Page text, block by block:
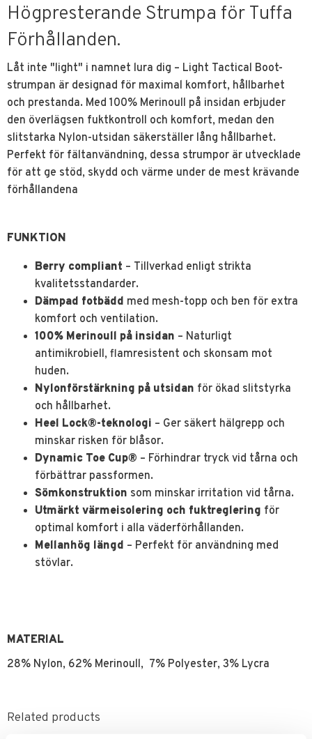
Högpresterande Strumpa för Tuffa
Förhållanden.
Låt inte "light" i namnet lura dig – Light Tactical Boot-
strumpan är designad för maximal komfort, hållbarhet
och prestanda. Med 100% Merinoull på insidan erbjuder
den överlägsen fuktkontroll och komfort, medan den
slitstarka Nylon-utsidan säkerställer lång hållbarhet.
Perfekt för fältanvändning, dessa strumpor är utvecklade
för att ge stöd, skydd och värme under de mest krävande
förhållandena
FUNKTION
Berry compliant – Tillverkad enligt strikta
kvalitetsstandarder.
Dämpad fotbädd med mesh-topp och ben för extra
komfort och ventilation.
100% Merinoull på insidan – Naturligt
antimikrobiell, flamresistent och skonsam mot
huden.
Nylonförstärkning på utsidan för ökad slitstyrka
och hållbarhet.
Heel Lock®-teknologi – Ger säkert hälgrepp och
minskar risken för blåsor.
Dynamic Toe Cup® – Förhindrar tryck vid tårna och
förbättrar passformen.
Sömkonstruktion som minskar irritation vid tårna.
Utmärkt värmeisolering och fuktreglering för
optimal komfort i alla väderförhållanden.
Mellanhög längd – Perfekt för användning med
stövlar.
MATERIAL
28% Nylon, 62% Merinoull, 7% Polyester, 3% Lycra
Related products